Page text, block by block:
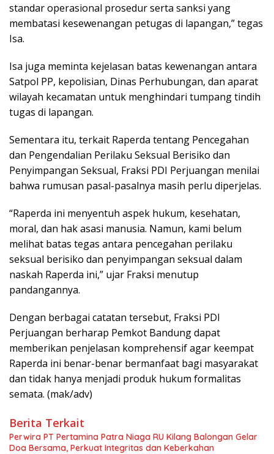
standar operasional prosedur serta sanksi yang
membatasi kesewenangan petugas di lapangan,” tegas
Isa.
Isa juga meminta kejelasan batas kewenangan antara
Satpol PP, kepolisian, Dinas Perhubungan, dan aparat
wilayah kecamatan untuk menghindari tumpang tindih
tugas di lapangan.
Sementara itu, terkait Raperda tentang Pencegahan
dan Pengendalian Perilaku Seksual Berisiko dan
Penyimpangan Seksual, Fraksi PDI Perjuangan menilai
bahwa rumusan pasal-pasalnya masih perlu diperjelas.
“Raperda ini menyentuh aspek hukum, kesehatan,
moral, dan hak asasi manusia. Namun, kami belum
melihat batas tegas antara pencegahan perilaku
seksual berisiko dan penyimpangan seksual dalam
naskah Raperda ini,” ujar Fraksi menutup
pandangannya.
Dengan berbagai catatan tersebut, Fraksi PDI
Perjuangan berharap Pemkot Bandung dapat
memberikan penjelasan komprehensif agar keempat
Raperda ini benar-benar bermanfaat bagi masyarakat
dan tidak hanya menjadi produk hukum formalitas
semata. (mak/adv)
Berita Terkait
Perwira PT Pertamina Patra Niaga RU Kilang Balongan Gelar
Doa Bersama, Perkuat Integritas dan Keberkahan